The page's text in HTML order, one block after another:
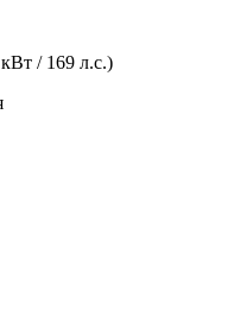
/ 169 л.с.)